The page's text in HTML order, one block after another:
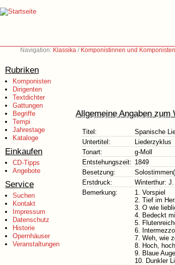
Navigation: Klassika / Komponistinnen und Komponisten
Rubriken
Komponisten
Dirigenten
Textdichter
Gattungen
Begriffe
Tempi
Jahrestage
Kataloge
Einkaufen
CD-Tipps
Angebote
Service
Suchen
Kontakt
Impressum
Datenschutz
Historie
Opernhäuser
Veranstaltungen
Allgemeine Angaben zum
Titel:
Spanische
Untertitel:
Liederzyklus
Tonart:
g-Moll
Entstehungszeit: 1849
Besetzung:
Erstdruck:
Winterthur:
Bemerkung:
1. Vorspiel
2. Tief im
3. O wie
4. Bedeckt
5.
6.
7. Weh, wie
8. Hoch,
9. Blaue
10. Dunkler